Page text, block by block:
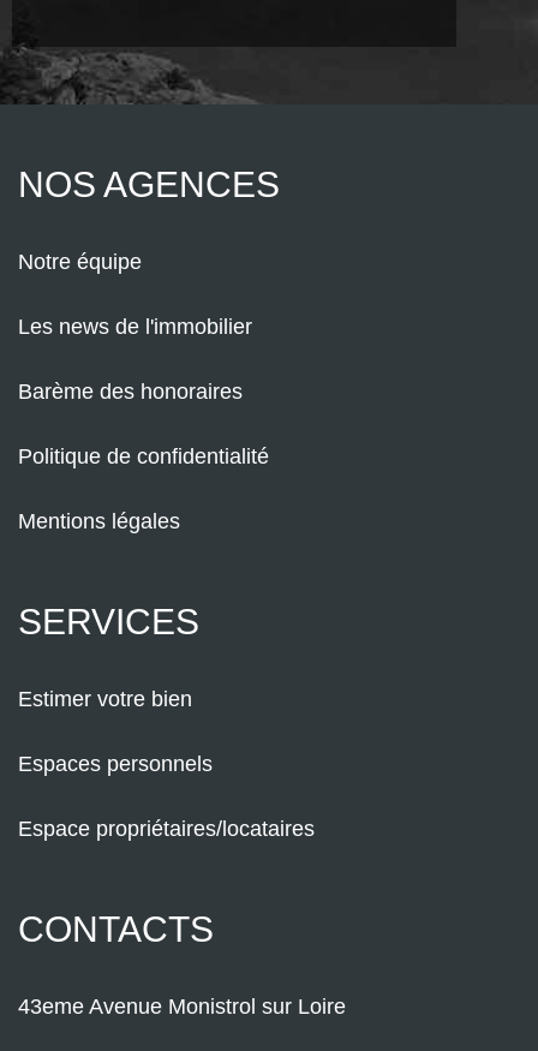
NOS AGENCES
Notre équipe
Les news de l'immobilier
Barème des honoraires
Politique de confidentialité
Mentions légales
SERVICES
Estimer votre bien
Espaces personnels
Espace propriétaires/locataires
CONTACTS
43eme Avenue Monistrol sur Loire